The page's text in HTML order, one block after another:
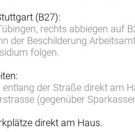
(B27):
rechts abbiegen auf
der Beschilderung
folgen.
der Straße direkt am
(gegenüber
direkt am Haus.